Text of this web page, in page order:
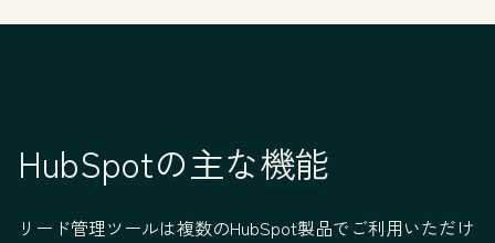
HubSpotの主な機能
リード管理ツールは複数のHubSpot製品でご利用いただけ